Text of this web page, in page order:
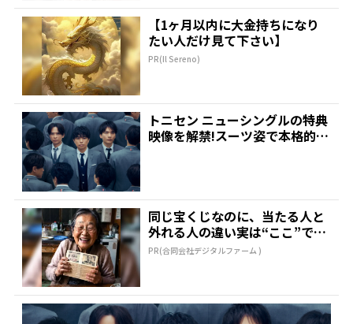
【1ヶ月以内に大金持ちになり
たい人だけ見て下さい】
PR(Il Sereno)
トニセン ニューシングルの特典
映像を解禁!スーツ姿で本格的ダ
同じ宝くじなのに、当たる人と
外れる人の違い実は“ここ”でし
た
PR(合同会社デジタルファーム )